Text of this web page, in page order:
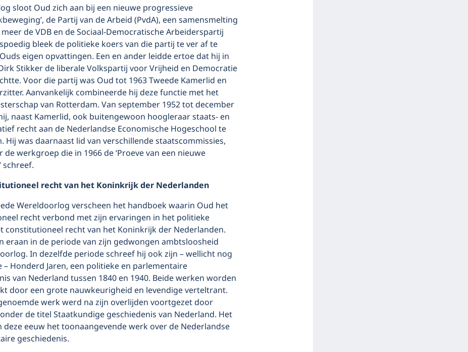
sloot Oud zich aan bij een nieuwe progressieve
de Partij van de Arbeid (PvdA), een samensmelting
de VDB en de Sociaal-Democratische Arbeiderspartij
spoedig bleek de politieke koers van die partij te ver af te
eigen opvattingen. Een en ander leidde ertoe dat hij in
Stikker de liberale Volkspartij voor Vrijheid en Democratie
Voor die partij was Oud tot 1963 Tweede Kamerlid en
Aanvankelijk combineerde hij deze functie met het
van Rotterdam. Van september 1952 tot december
naast Kamerlid, ook buitengewoon hoogleraar staats- en
recht aan de Nederlandse Economische Hogeschool te
Hij was daarnaast lid van verschillende staatscommissies,
werkgroep die in 1966 de ‘Proeve van een nieuwe
schreef.
recht van het Koninkrijk der Nederlanden
Wereldoorlog verscheen het handboek waarin Oud het
recht verbond met zijn ervaringen in het politieke
constitutioneel recht van het Koninkrijk der Nederlanden.
eraan in de periode van zijn gedwongen ambtsloosheid
In dezelfde periode schreef hij ook zijn – wellicht nog
– Honderd Jaren, een politieke en parlementaire
van Nederland tussen 1840 en 1940. Beide werken worden
door een grote nauwkeurigheid en levendige verteltrant.
werk werd na zijn overlijden voortgezet door
de titel Staatkundige geschiedenis van Nederland. Het
deze eeuw het toonaangevende werk over de Nederlandse
geschiedenis.